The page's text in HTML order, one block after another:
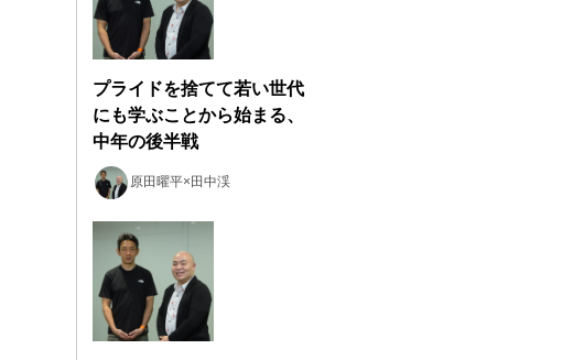
プライドを捨てて若い世代
にも学ぶことから始まる、
中年の後半戦
原田曜平×田中渓